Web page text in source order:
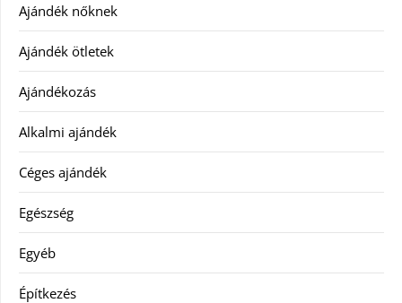
Ajándék nőknek
Ajándék ötletek
Ajándékozás
Alkalmi ajándék
Céges ajándék
Egészség
Egyéb
Építkezés